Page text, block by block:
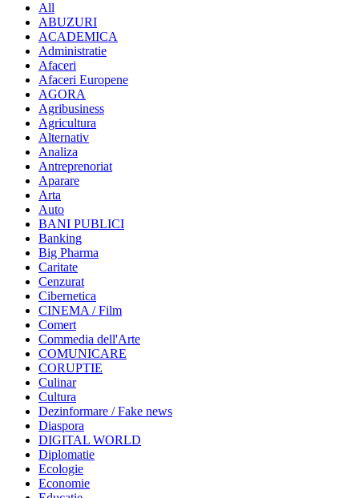
All
ABUZURI
ACADEMICA
Administratie
Afaceri
Afaceri Europene
AGORA
Agribusiness
Agricultura
Alternativ
Analiza
Antreprenoriat
Aparare
Arta
Auto
BANI PUBLICI
Banking
Big Pharma
Caritate
Cenzurat
Cibernetica
CINEMA / Film
Comert
Commedia dell'Arte
COMUNICARE
CORUPTIE
Culinar
Cultura
Dezinformare / Fake news
Diaspora
DIGITAL WORLD
Diplomatie
Ecologie
Economie